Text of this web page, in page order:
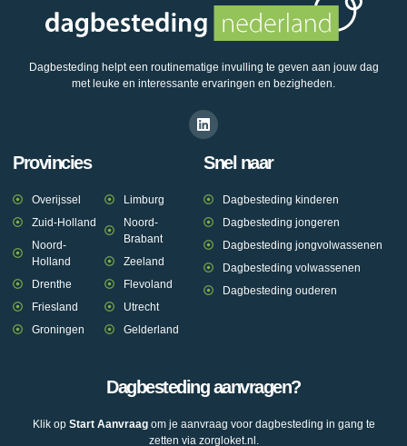
Dagbesteding helpt een routinematige invulling te geven aan jouw dag
met leuke en interessante ervaringen en bezigheden.
Provincies
Overijssel
Zuid-Holland
Noord-
Holland
Drenthe
Friesland
Groningen
Limburg
Noord-
Brabant
Zeeland
Flevoland
Utrecht
Gelderland
Snel naar
Dagbesteding kinderen
Dagbesteding jongeren
Dagbesteding jongvolwassenen
Dagbesteding volwassenen
Dagbesteding ouderen
Dagbesteding aanvragen?
Klik op Start Aanvraagom je aanvraag voor dagbesteding in gang te
zetten via zorgloket.nl.